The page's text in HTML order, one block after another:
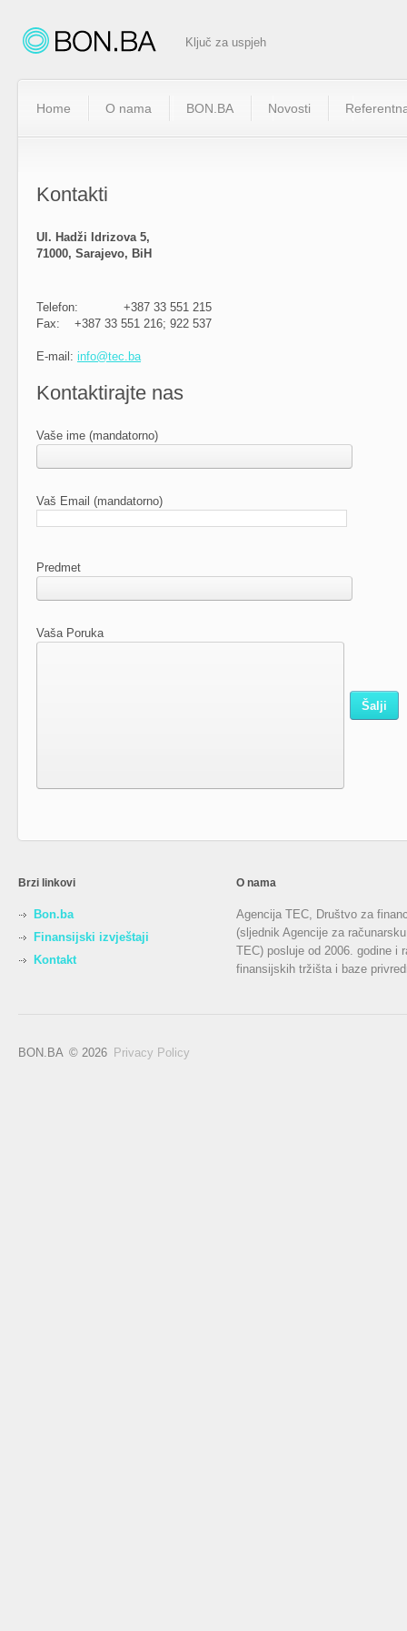
Ključ za uspjeh
Home O nama BON.BA Novosti
Kontakti
Ul. Hadži Idrizova 5,
71000, Sarajevo, BiH
Telefon:
+387 33 551 215
Fax:
+387 33 551 216; 922 537
E-mail: info@tec.ba
Kontaktirajte nas
Vaše ime (mandatorno)
Vaš Email (mandatorno)
Predmet
Vaša Poruka
Brzi linkovi
Bon.ba
Finansijski izvještaji
Kontakt
O nama
Agencija TEC, Društvo za
(sljednik Agencije za
TEC) posluje od 2006. godine i
finansijskih tržišta i baze
BON.BA © 2026 Privacy Policy